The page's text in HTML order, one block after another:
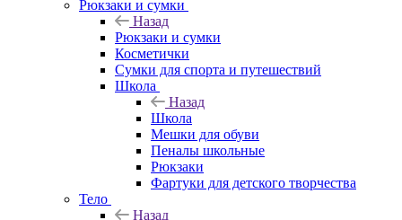
Рюкзаки и сумки
Назад
Рюкзаки и сумки
Косметички
Сумки для спорта и путешествий
Школа
Назад
Школа
Мешки для обуви
Пеналы школьные
Рюкзаки
Фартуки для детского творчества
Тело
Назад